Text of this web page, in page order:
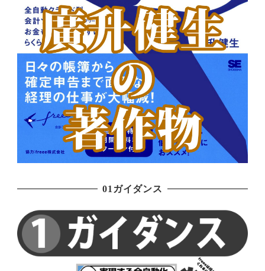
01ガイダンス